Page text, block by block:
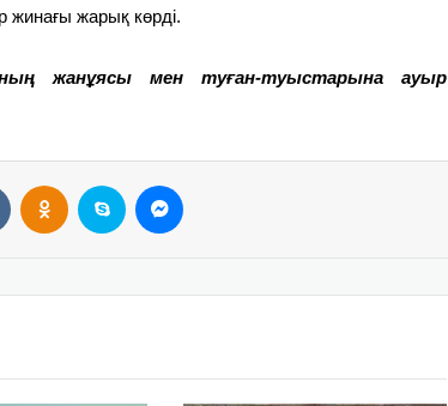
жарық көрді.
жанұясы мен туған-туыстарына ауыр